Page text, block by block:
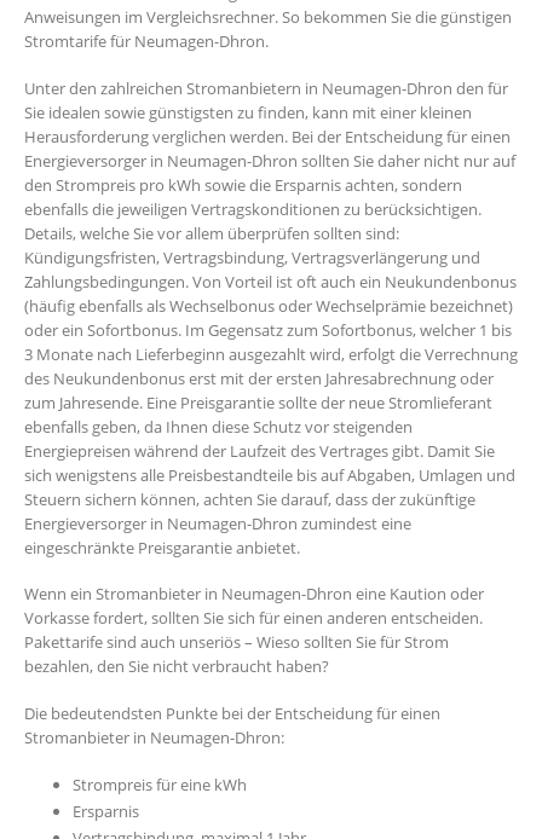
Anweisungen im Vergleichsrechner. So bekommen Sie die günstigen
Stromtarife für Neumagen-Dhron.
Unter den zahlreichen Stromanbietern in Neumagen-Dhron den für
Sie idealen sowie günstigsten zu finden, kann mit einer kleinen
Herausforderung verglichen werden. Bei der Entscheidung für einen
Energieversorger in Neumagen-Dhron sollten Sie daher nicht nur auf
den Strompreis pro kWh sowie die Ersparnis achten, sondern
ebenfalls die jeweiligen Vertragskonditionen zu berücksichtigen.
Details, welche Sie vor allem überprüfen sollten sind:
Kündigungsfristen, Vertragsbindung, Vertragsverlängerung und
Zahlungsbedingungen. Von Vorteil ist oft auch ein Neukundenbonus
(häufig ebenfalls als Wechselbonus oder Wechselprämie bezeichnet)
oder ein Sofortbonus. Im Gegensatz zum Sofortbonus, welcher 1 bis
3 Monate nach Lieferbeginn ausgezahlt wird, erfolgt die Verrechnung
des Neukundenbonus erst mit der ersten Jahresabrechnung oder
zum Jahresende. Eine Preisgarantie sollte der neue Stromlieferant
ebenfalls geben, da Ihnen diese Schutz vor steigenden
Energiepreisen während der Laufzeit des Vertrages gibt. Damit Sie
sich wenigstens alle Preisbestandteile bis auf Abgaben, Umlagen und
Steuern sichern können, achten Sie darauf, dass der zukünftige
Energieversorger in Neumagen-Dhron zumindest eine
eingeschränkte Preisgarantie anbietet.
Wenn ein Stromanbieter in Neumagen-Dhron eine Kaution oder
Vorkasse fordert, sollten Sie sich für einen anderen entscheiden.
Pakettarife sind auch unseriös – Wieso sollten Sie für Strom
bezahlen, den Sie nicht verbraucht haben?
Die bedeutendsten Punkte bei der Entscheidung für einen
Stromanbieter in Neumagen-Dhron:
Strompreis für eine kWh
Ersparnis